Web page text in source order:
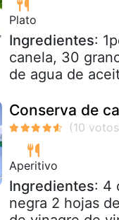
Plato
Ingredientes:
canela, 30
de agua de
Conserva de
Aperitivo
Ingredientes: 4
negra 2 hojas